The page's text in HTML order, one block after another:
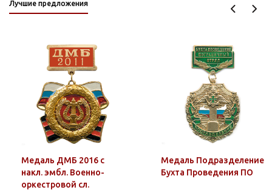
Лучшие предложения
Медаль ДМБ 2016 с
накл. эмбл. Военно-
оркестровой сл.
Медаль Подразделение
Бухта Проведения ПО